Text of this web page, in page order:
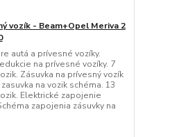
vozík - Beam+Opel Meriva 2
autá a prívesné vozíky.
na prívesné vozíky. 7
Zásuvka na prívesný vozík
na vozik schéma. 13
Elektrické zapojenie
zapojenia zásuvky na